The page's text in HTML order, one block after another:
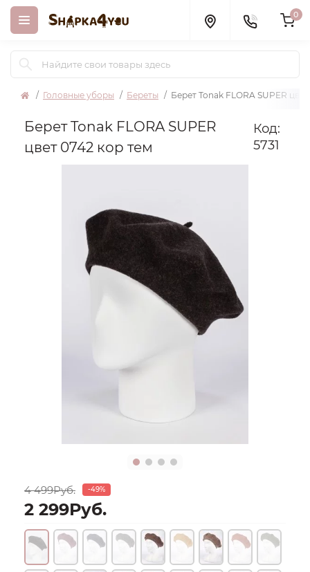
0
Головные уборы Береты Берет Tonak FLORA SUPER
Берет Tonak FLORA SUPER
цвет 0742 кор тем
Код:
5731
4 499Руб. -49%
2 299Руб.